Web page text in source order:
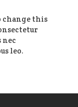
change this
leo.